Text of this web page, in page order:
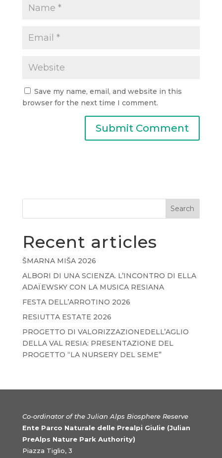
Save my name, email, and website in this
browser for the next time I comment.
Search
Recent articles
ŠMARNA MIŠA 2026
ALBORI DI UNA SCIENZA. L’INCONTRO DI ELLA
ADAÏEWSKY CON LA MUSICA RESIANA
FESTA DELL’ARROTINO 2026
RESIUTTA ESTATE 2026
PROGETTO DI VALORIZZAZIONEDELL’AGLIO
DELLA VAL RESIA: PRESENTAZIONE DEL
PROGETTO “LA NURSERY DEL SEME”
Co-ordinator of the Julian Alps Biosphere Reserve
Ente Parco Naturale delle Prealpi Giulie (Julian
PreAlps Nature Park Authority)
Piazza Tiglio, 3